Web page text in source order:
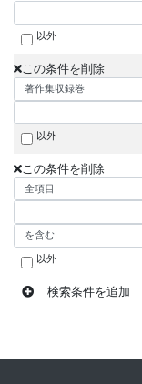
以外
この条件を削除
以外
この条件を削除
以外
検索条件を追加